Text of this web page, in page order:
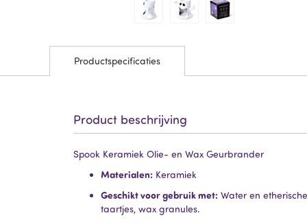
Productspecificaties
Product beschrijving
Spook Keramiek Olie- en Wax Geurbrander
Materialen: Keramiek
Geschikt voor gebruik met: Water en
taartjes, wax granules.